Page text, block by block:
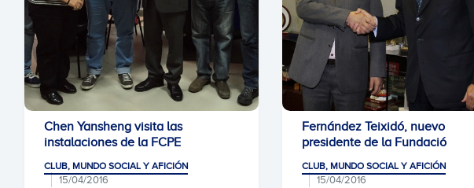
Chen Yansheng visita las
instalaciones de la FCPE
CLUB, MUNDO SOCIAL Y AFICIÓN
15/04/2016
Fernández Teixidó, nuevo
presidente de la Fundació
CLUB, MUNDO SOCIAL Y AFICIÓN
15/04/2016